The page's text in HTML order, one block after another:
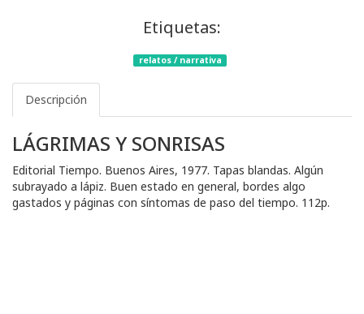
Etiquetas:
relatos / narrativa
Descripción
LÁGRIMAS Y SONRISAS
Editorial Tiempo. Buenos Aires, 1977. Tapas blandas. Algún
subrayado a lápiz. Buen estado en general, bordes algo
gastados y páginas con síntomas de paso del tiempo. 112p.